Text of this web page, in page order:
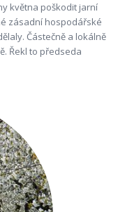
května poškodit jarní
zásadní hospodářské
Částečně a lokálně
Řekl to předseda